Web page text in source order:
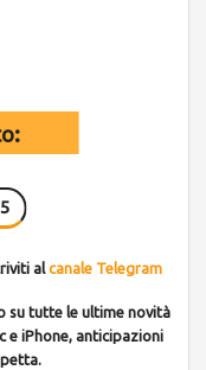
alcanale Telegram
su tutte le ultime novità
e iPhone, anticipazioni